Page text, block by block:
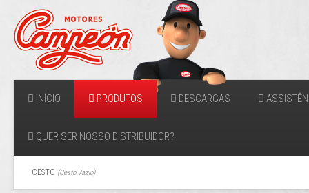
INÍCIO PRODUTOS DESCARGAS
QUER SER NOSSO DISTRIBUIDOR?
CESTO (Cesto Vazio)